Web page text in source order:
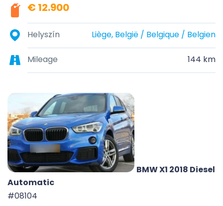
€ 12.900
Helyszín Liège, België / Belgique / Belgien
Mileage 144 km
BMW X1 2018 Diesel
Automatic
#08104